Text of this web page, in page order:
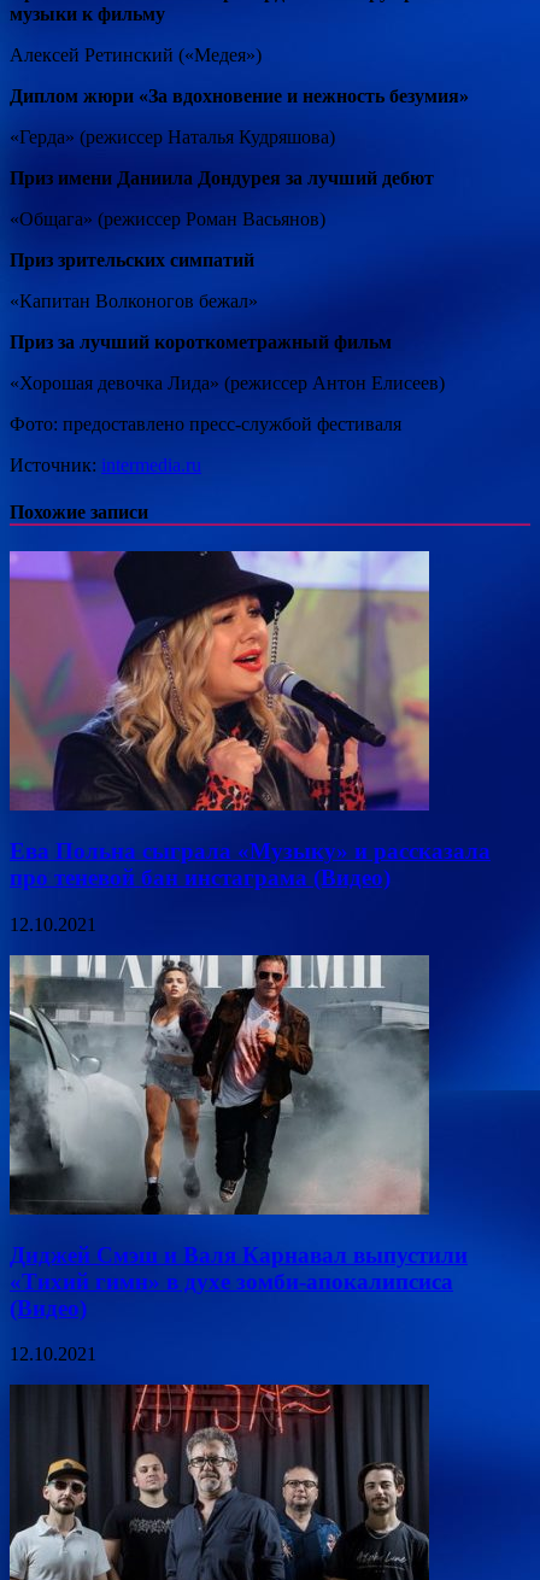
музыки к фильму
Алексей Ретинский («Медея»)
Диплом жюри «За вдохновение и нежность безумия»
«Герда» (режиссер Наталья Кудряшова)
Приз имени Даниила Дондурея за лучший дебют
«Общага» (режиссер Роман Васьянов)
Приз зрительских симпатий
«Капитан Волконогов бежал»
Приз за лучший короткометражный фильм
«Хорошая девочка Лида» (режиссер Антон Елисеев)
Фото: предоставлено пресс-службой фестиваля
Источник: intermedia.ru
Похожие записи
Ева Польна сыграла «Музыку» и рассказала
про теневой бан инстаграма (Видео)
12.10.2021
Диджей Смэш и Валя Карнавал выпустили
«Тихий гимн» в духе зомби-апокалипсиса
(Видео)
12.10.2021